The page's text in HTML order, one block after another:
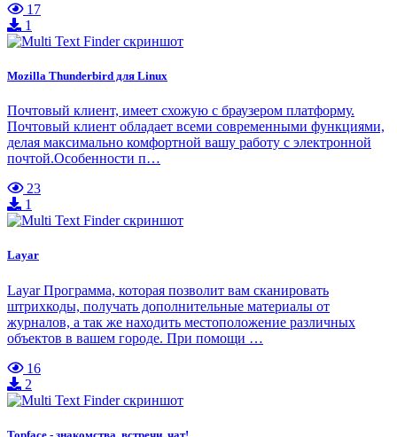
17
1
Mozilla Thunderbird для Linux
Почтовый клиент, имеет схожую с браузером платформу.
Почтовый клиент обладает всеми современными функциями,
делая максимально комфортной вашу работу с электронной
почтой.Особенности п…
23
1
Layar
Layar Программа, которая позволит вам сканировать
штрихкоды, получать дополнительные материалы от
журналов, а так же находить местоположение различных
объектов в вашем городе. При помощи …
16
2